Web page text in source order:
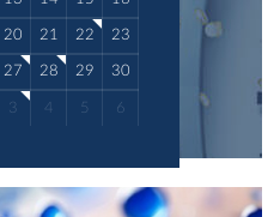
20 21 22 23
27 28 29 30
3 4 5 6